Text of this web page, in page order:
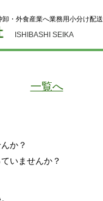
ISHIBASHI SEIKA
・外食産業へ業務用小分け配送
一覧へ
か？
いませんか？